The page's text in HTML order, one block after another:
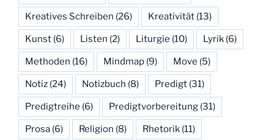
Kreatives Schreiben (26) Kreativität (13)
Kunst (6) Listen (2) Liturgie (10) Lyrik (6)
Methoden (16) Mindmap (9) Move (5)
Notiz (24) Notizbuch (8) Predigt (31)
Predigtreihe (6) Predigtvorbereitung (31)
Prosa (6) Religion (8) Rhetorik (11)